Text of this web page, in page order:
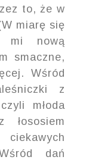
to, że w
miarę się
mi nową
smaczne,
Wśród
z
młoda
łososiem
dań